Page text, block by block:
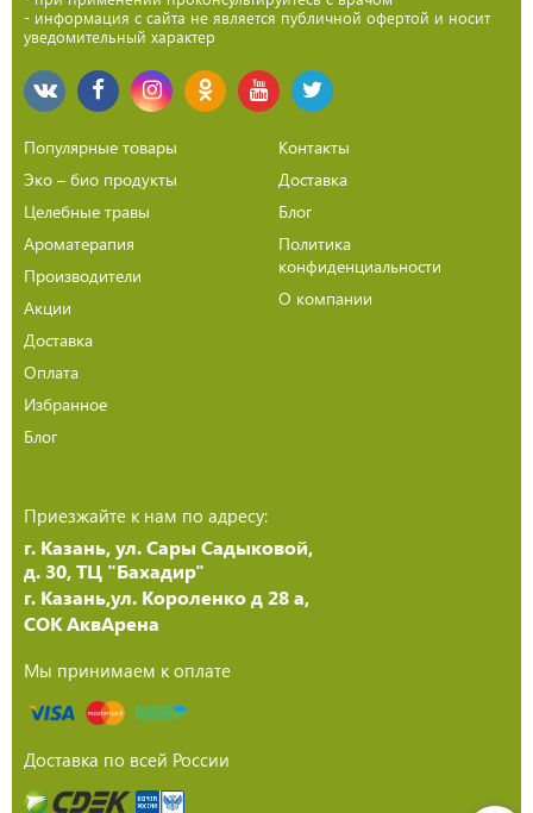
- информация с сайта не является публичной офертой и носит
уведомительный характер
Популярные товары
Эко – био продукты
Целебные травы
Ароматерапия
Производители
Акции
Доставка
Оплата
Избранное
Блог
Контакты
Доставка
Блог
Политика
конфиденциальности
О компании
Приезжайте к нам по адресу:
г. Казань, ул. Сары Садыковой,
д. 30, ТЦ "Бахадир"
г. Казань,ул. Короленко д 28 а,
СОК АквАрена
Мы принимаем к оплате
Доставка по всей России